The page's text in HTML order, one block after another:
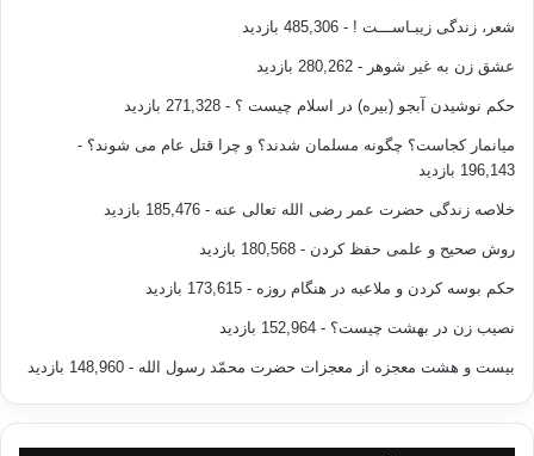
عدالت نازل شد در حالیکه قوانین عرفی تا اواخر قرن هجدهم آن را نمی
شناختند.
این ها اصول سه گانه
یازده
قرن پیش آنها را شناخته بود. پس چگونه است که این قوانین شایسته زمان
باشند ولی شریعت شایسته عصر حاضر نیست، در حالیکه بر همان اصول مبتنی
دین اسلام از زمان
نزول با اصل”شورا”همراه بوده است.و سخن خداوند در این زمینه چنین
است:”وامرهم شوری بینهم” و نیز”وشاورهم فی الامر”.
شعر، زندگی زیبـاســـت ! - 485,306 بازدید
عشق زن به غیر شوهر - 280,262 بازدید
حکم نوشیدن آبجو (بیره) در اسلام چیست ؟ - 271,328 بازدید
میانمار کجاست؟ چگونه مسلمان شدند؟ و چرا قتل عام می شوند؟ -
196,143 بازدید
خلاصه زندگی حضرت عمر رضی الله تعالی عنه - 185,476 بازدید
روش صحیح و علمی حفظ کردن - 180,568 بازدید
حکم بوسه کردن و ملاعبه در هنگام روزه - 173,615 بازدید
نصیب زن در بهشت چیست؟ - 152,964 بازدید
بیست و هشت معجزه از معجزات حضرت محمّد رسول الله - 148,960 بازدید